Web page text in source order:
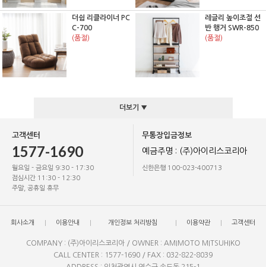
더쉼 리클라이너 PC
C-700
(품절)
레글리 높이조절 선
반 행거 SWR-850
(품절)
더보기 ▼
고객센터
1577-1690
월요일 - 금요일 9:30 - 17:30
점심시간 11:30 - 12:30
주말, 공휴일 휴무
무통장입금정보
예금주명 : (주)아이리스코리아
신한은행 100-023-400713
회사소개 이용안내 개인정보 처리방침 이용약관 고객센터
COMPANY : (주)아이리스코리아 / OWNER : AMIMOTO MITSUHIKO
CALL CENTER : 1577-1690 / FAX : 032-822-8039